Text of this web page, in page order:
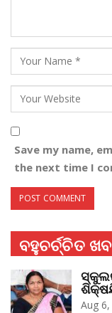
Save my name,
the next time I
ବହୁଚର୍ଚ୍ଚିତ
Aug